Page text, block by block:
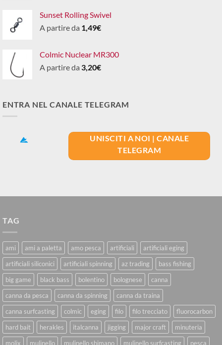
Sunset Rolling Swivel
A partire da 1,49€
Colmic Nuclear MR300
A partire da 3,20€
ENTRA NEL CANALE TELEGRAM
UNISCITI A NOI | CANALE
TELEGRAM
TAG
ami ami a paletta amo pesca artificiali
artificiali eging
artificiali siliconici
artificiali spinning az trading
bass fishing
big game
black bass bolentino bolognese
canna
canna da pesca
canna da spinning
canna da traina
canna surfcasting
colmic eging filo filo trecciato
fluorocarbon
hard bait
herakles italcanna jigging major craft
minuteria
molix
mulinello mulinello shimano mulinello surfcasting pesca